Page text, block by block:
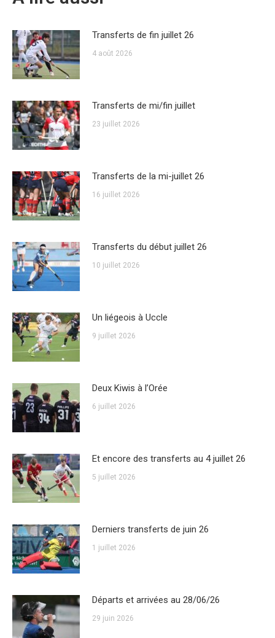
Transferts de fin juillet 26
4 août 2026
Transferts de mi/fin juillet
23 juillet 2026
Transferts de la mi-juillet 26
16 juillet 2026
Transferts du début juillet 26
10 juillet 2026
Un liégeois à Uccle
9 juillet 2026
Deux Kiwis à l’Orée
6 juillet 2026
Et encore des transferts au 4 juillet 26
5 juillet 2026
Derniers transferts de juin 26
1 juillet 2026
Départs et arrivées au 28/06/26
29 juin 2026